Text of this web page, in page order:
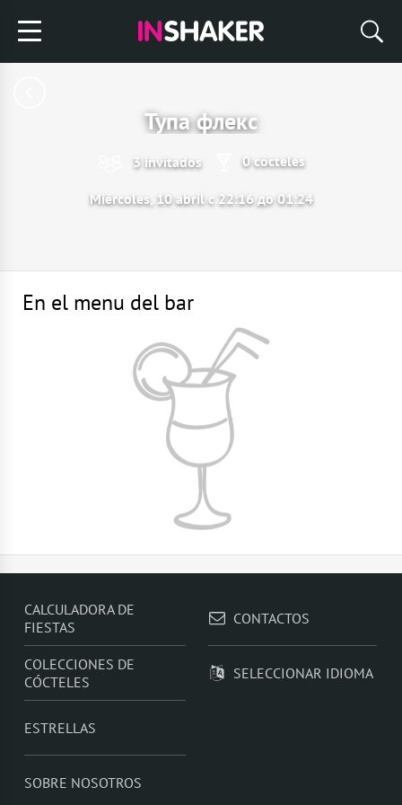
Тупа флекс
3 invitados 0 cócteles
Miércoles, 10 abril с 22:16 до 01:24
En el menu del bar
CALCULADORA DE
FIESTAS
COLECCIONES DE
CÓCTELES
ESTRELLAS
SOBRE NOSOTROS
CONTACTOS
SELECCIONAR IDIOMA